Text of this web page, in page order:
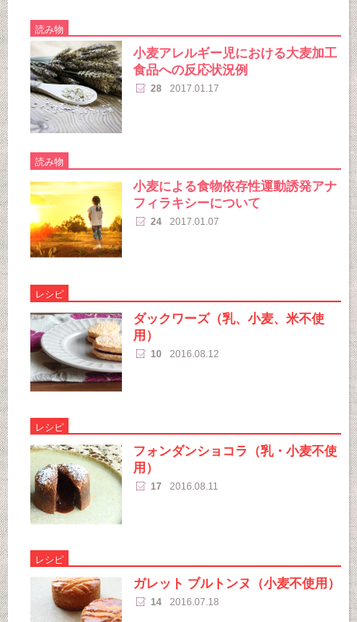
読み物
小麦アレルギー児における大麦加工
食品への反応状況例
28 2017.01.17
読み物
小麦による食物依存性運動誘発アナ
フィラキシーについて
24 2017.01.07
レシピ
ダックワーズ（乳、小麦、米不使
用）
10 2016.08.12
レシピ
フォンダンショコラ（乳・小麦不使
用）
17 2016.08.11
レシピ
ガレット ブルトンヌ（小麦不使用）
14 2016.07.18